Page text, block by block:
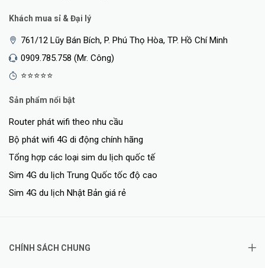
Khách mua sỉ & Đại lý
761/12 Lũy Bán Bích, P. Phú Thọ Hòa, TP. Hồ Chí Minh
0909.785.758 (Mr. Công)
⭐⭐⭐⭐⭐
Sản phẩm nổi bật
Router phát wifi theo nhu cầu
Bộ phát wifi 4G di động chính hãng
Tổng hợp các loại sim du lịch quốc tế
Sim 4G du lịch Trung Quốc tốc độ cao
Sim 4G du lịch Nhật Bản giá rẻ
CHÍNH SÁCH CHUNG